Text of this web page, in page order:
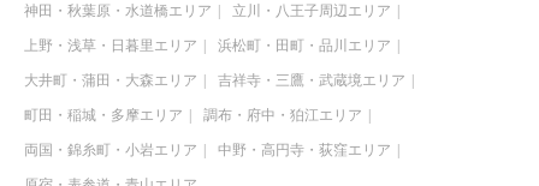
神田・秋葉原・水道橋エリア 立川・八王子周辺エリア
上野・浅草・日暮里エリア 浜松町・田町・品川エリア
大井町・蒲田・大森エリア 吉祥寺・三鷹・武蔵境エリア
町田・稲城・多摩エリア 調布・府中・狛江エリア
両国・錦糸町・小岩エリア 中野・高円寺・荻窪エリア